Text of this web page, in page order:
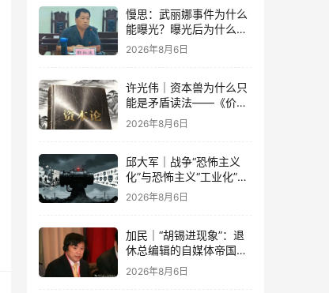
慢思：武丽娜事件为什么
能曝光？曝光后为什么能
大规模被报道？
2026年8月6日
许光伟｜资本兽为什么只
能是矛盾读法——《价值
与危机：〈资本论〉体系
学探赜》解读之六
2026年8月6日
邱大军｜战争“恐怖主义
化”与恐怖主义“工业化”
——2026年混合冲突模式
2026年8月6日
加民｜“胡锡进现象”：退
休总编辑的自媒体帝国与
公私边界之问
2026年8月6日